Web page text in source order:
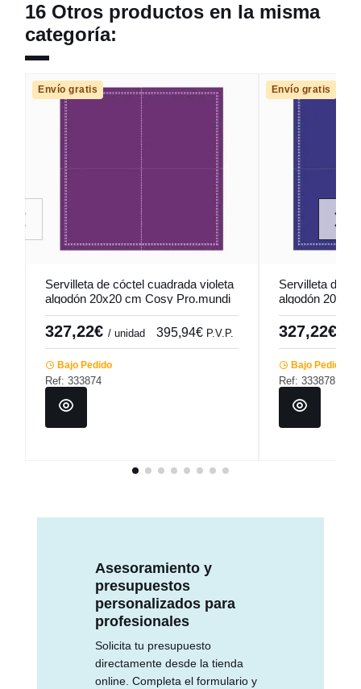
16 Otros productos en la misma
categoría:
Envío gratis
Servilleta de cóctel cuadrada violeta
algodón 20x20 cm Cosy Pro.mundi
(1000 unidades)
327,22€ / unidad 395,94€ P.V.P.
Bajo Pedido
Ref: 333874
Envío gratis
Servilleta de
algodón 20x20
(1000
327,22€
Bajo Pedido
Ref: 333878
Asesoramiento y
presupuestos
personalizados para
profesionales
Solicita tu presupuesto
directamente desde la tienda
online. Completa el formulario y